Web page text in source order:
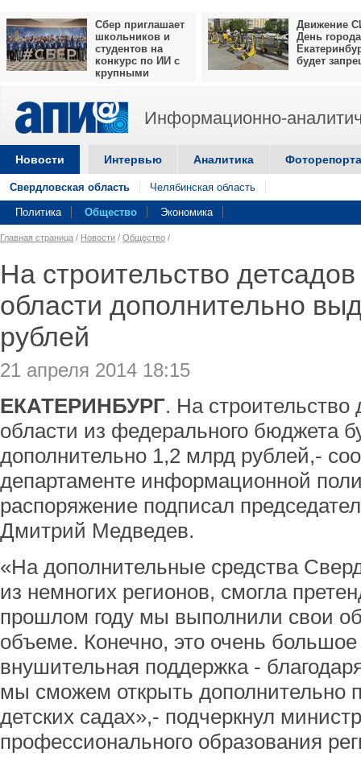
Сбер приглашает
школьников и
студентов на
конкурс по ИИ с
крупными
Движение
День города
будет
Информационно-
Новости Интервью Аналитика
Свердловская область Челябинская область
Политика Общество Экономика
Главная страница / Новости / Общество /
На строительство
области дополнительно
рублей
21 апреля 2014 18:15
ЕКАТЕРИНБУРГ. На строительство
области из федерального бюджета
дополнительно 1,2 млрд рублей,-
департаменте информационной
распоряжение подписал
Дмитрий Медведев.
«На дополнительные средства
из немногих регионов, смогла
прошлом году мы выполнили свои
объеме. Конечно, это очень
внушительная поддержка -
мы сможем открыть дополнительно
детских садах»,- подчеркнул
профессионального образования